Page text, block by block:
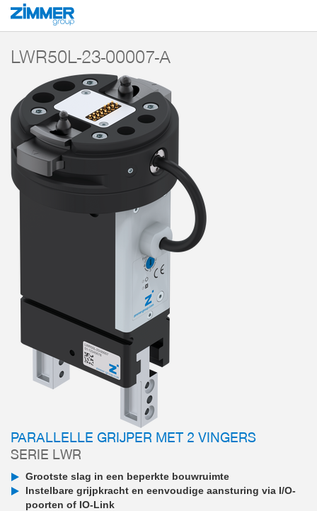
Start Producten
LWR50L-23-00007-A
PARALLELLE GRIJPER MET 2 VINGERS
SERIE LWR
Grootste slag in een beperkte bouwruimte
Instelbare grijpkracht en eenvoudige aansturing via I/O-
poorten of IO-Link